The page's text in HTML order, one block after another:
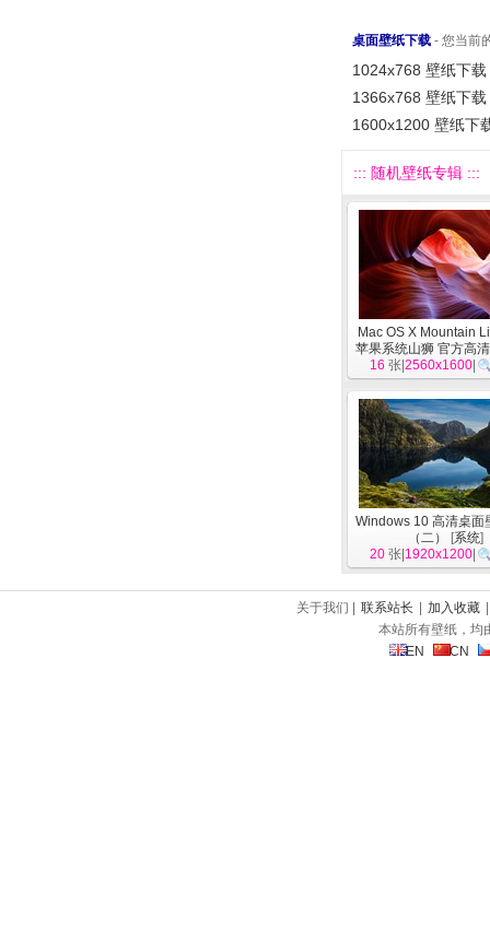
桌面壁纸下载 - 您当前
1024x768 壁纸下载
1366x768 壁纸下载
1600x1200 壁纸下
::: 随机壁纸专辑 :::
Mac OS X Mountain
苹果系统山狮 官方高
统]
16 张| 2560x1600
Windows 10 高清桌面
（二）
[系统]
20 张| 1920x1200
关于我们 | 联系站长 加入收藏
本站所有壁纸，均
EN
CN